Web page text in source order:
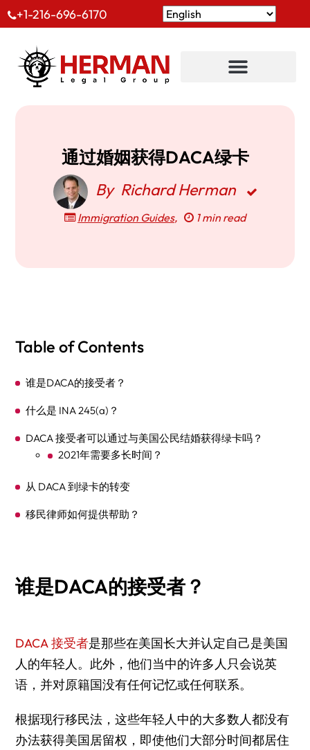
+1-216-696-6170
通过婚姻获得DACA绿卡
By Richard Herman
Immigration Guides, 1 min read
Table of Contents
谁是DACA的接受者？
什么是 INA 245(a)？
DACA 接受者可以通过与美国公民结婚获得绿卡吗？
2021年需要多长时间？
从 DACA 到绿卡的转变
移民律师如何提供帮助？
谁是DACA的接受者？
DACA 接受者是那些在美国长大并认定自己是美国
人的年轻人。此外，他们当中的许多人只会说英
语，并对原籍国没有任何记忆或任何联系。
根据现行移民法，这些年轻人中的大多数人都没有
办法获得美国居留权，即使他们大部分时间都居住